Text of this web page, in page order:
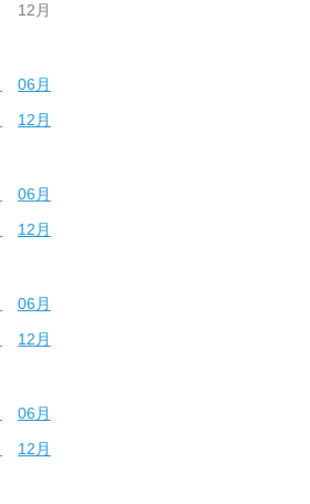
12月
06月
12月
06月
12月
06月
12月
06月
12月